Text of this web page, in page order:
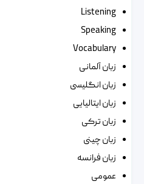
Listening
Speaking
Vocabulary
زبان آلمانی
زبان انگلیسی
زبان ایتالیایی
زبان ترکی
زبان چینی
زبان فرانسه
عمومی